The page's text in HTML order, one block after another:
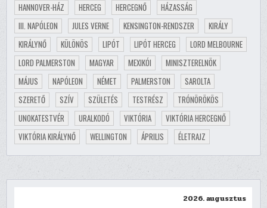
HANNOVER-HÁZ
HERCEG HERCEGNŐ
HÁZASSÁG
III. NAPÓLEON
JULES VERNE KENSINGTON-RENDSZER
KIRÁLY
KIRÁLYNŐ
KÜLÖNÖS LIPÓT LIPÓT HERCEG
LORD MELBOURNE
LORD PALMERSTON
MAGYAR MEXIKÓI
MINISZTERELNÖK
MÁJUS
NAPÓLEON NÉMET PALMERSTON
SAROLTA
SZERETŐ
SZÍV SZÜLETÉS TESTRÉSZ
TRÓNÖRÖKÖS
UNOKATESTVÉR
URALKODÓ VIKTÓRIA
VIKTÓRIA HERCEGNŐ
VIKTÓRIA KIRÁLYNŐ
WELLINGTON ÁPRILIS ÉLETRAJZ
2026. augusztus